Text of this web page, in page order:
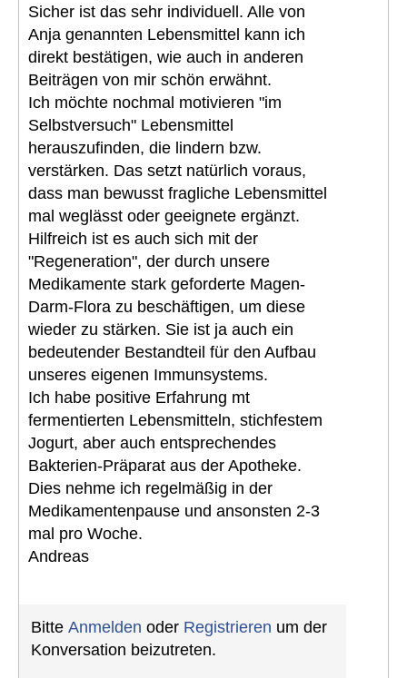
Sicher ist das sehr individuell. Alle von
Anja genannten Lebensmittel kann ich
direkt bestätigen, wie auch in anderen
Beiträgen von mir schön erwähnt.
Ich möchte nochmal motivieren "im
Selbstversuch" Lebensmittel
herauszufinden, die lindern bzw.
verstärken. Das setzt natürlich voraus,
dass man bewusst fragliche Lebensmittel
mal weglässt oder geeignete ergänzt.
Hilfreich ist es auch sich mit der
"Regeneration", der durch unsere
Medikamente stark geforderte Magen-
Darm-Flora zu beschäftigen, um diese
wieder zu stärken. Sie ist ja auch ein
bedeutender Bestandteil für den Aufbau
unseres eigenen Immunsystems.
Ich habe positive Erfahrung mt
fermentierten Lebensmitteln, stichfestem
Jogurt, aber auch entsprechendes
Bakterien-Präparat aus der Apotheke.
Dies nehme ich regelmäßig in der
Medikamentenpause und ansonsten 2-3
mal pro Woche.
Andreas
Bitte Anmelden oder Registrieren um der
Konversation beizutreten.